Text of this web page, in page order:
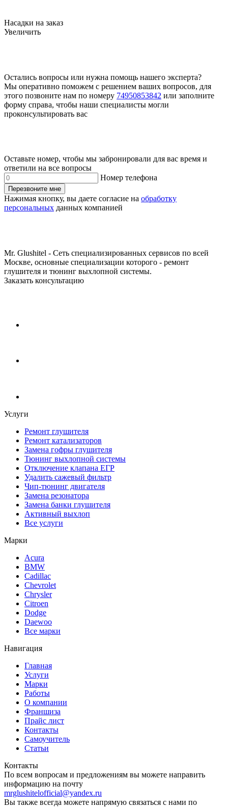
Насадки на заказ
Увеличить
Остались вопросы или нужна помощь нашего эксперта?
Мы оперативно поможем с решением ваших вопросов, для
этого позвоните нам по номеру 74950853842 или заполните
форму справа, чтобы наши специалисты могли
проконсультировать вас
Оставьте номер, чтобы мы забронировали для вас время и
ответили на все вопросы
Номер телефона
Перезвоните мне
Нажимая кнопку, вы даете согласие на обработку
персональных данных компанией
Mr. Glushitel - Сеть специализированных сервисов по всей
Москве, основные специализации которого - ремонт
глушителя и тюнинг выхлопной системы.
Заказать консультацию
Услуги
Ремонт глушителя
Ремонт катализаторов
Замена гофры глушителя
Тюнинг выхлопной системы
Отключение клапана ЕГР
Удалить сажевый фильтр
Чип-тюнинг двигателя
Замена резонатора
Замена банки глушителя
Активный выхлоп
Все услуги
Марки
Acura
BMW
Cadillac
Chevrolet
Chrysler
Citroen
Dodge
Daewoo
Все марки
Навигация
Главная
Услуги
Марки
Работы
О компании
Франшиза
Прайс лист
Контакты
Самоучитель
Статьи
Контакты
По всем вопросам и предложениям вы можете направить
информацию на почту
mrglushitelofficial@yandex.ru
Вы также всегда можете напрямую связаться с нами по